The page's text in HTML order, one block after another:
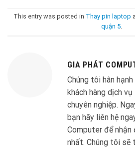
This entry was posted in Thay pin laptop
quận 5
GIA PHÁT
Chúng tôi hân
khách hàng dịch
chuyên nghiệp.
bạn hãy liên hệ
Computer để
nhất. Chúng tôi sẽ